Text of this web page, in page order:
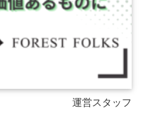
運営スタッフ